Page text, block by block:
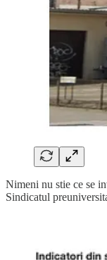
Nimeni nu stie ce se
Sindicatul